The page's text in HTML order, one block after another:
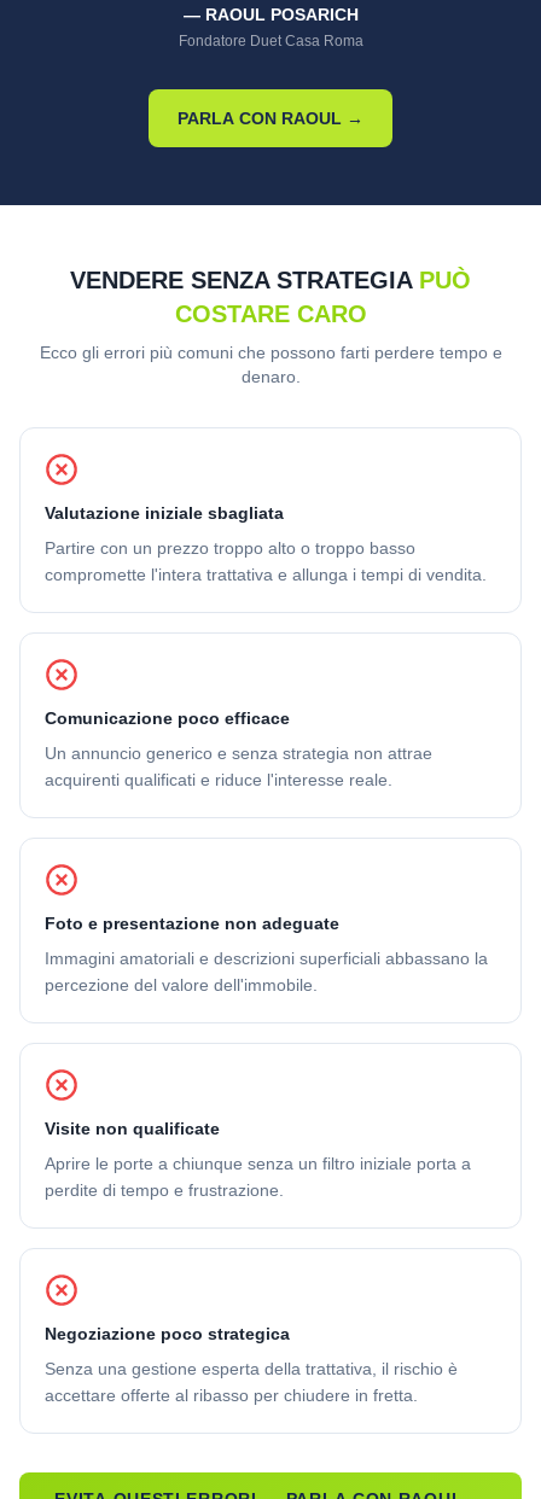
— RAOUL POSARICH
Fondatore Duet Casa Roma
PARLA CON RAOUL →
VENDERE SENZA STRATEGIA PUÒ
COSTARE CARO
Ecco gli errori più comuni che possono farti perdere tempo e
denaro.
Valutazione iniziale sbagliata
Partire con un prezzo troppo alto o troppo basso
compromette l'intera trattativa e allunga i tempi di vendita.
Comunicazione poco efficace
Un annuncio generico e senza strategia non attrae
acquirenti qualificati e riduce l'interesse reale.
Foto e presentazione non adeguate
Immagini amatoriali e descrizioni superficiali abbassano la
percezione del valore dell'immobile.
Visite non qualificate
Aprire le porte a chiunque senza un filtro iniziale porta a
perdite di tempo e frustrazione.
Negoziazione poco strategica
Senza una gestione esperta della trattativa, il rischio è
accettare offerte al ribasso per chiudere in fretta.